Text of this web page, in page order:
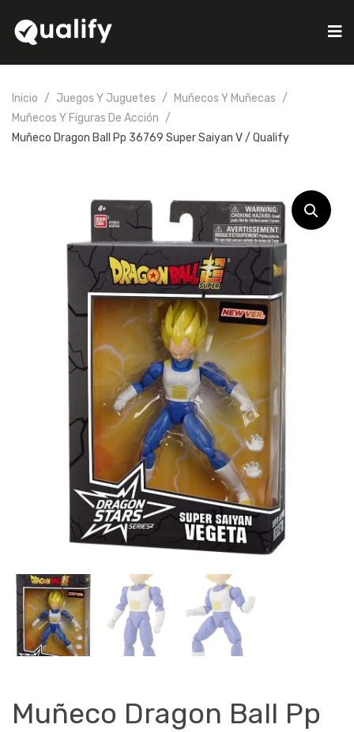
Inicio Juegos Y Juguetes
Muñecos Y Muñecas
Muñecos Y Figuras De Acción
Muñeco Dragon Ball Pp 36769 Super Saiyan V / Qualify
Muñeco Dragon Ball Pp